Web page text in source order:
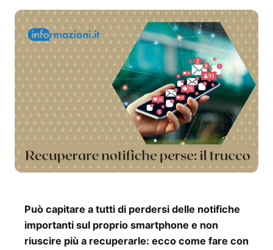
Può capitare a tutti di perdersi delle notifiche
importanti sul proprio smartphone e non
riuscire più a recuperarle: ecco come fare con